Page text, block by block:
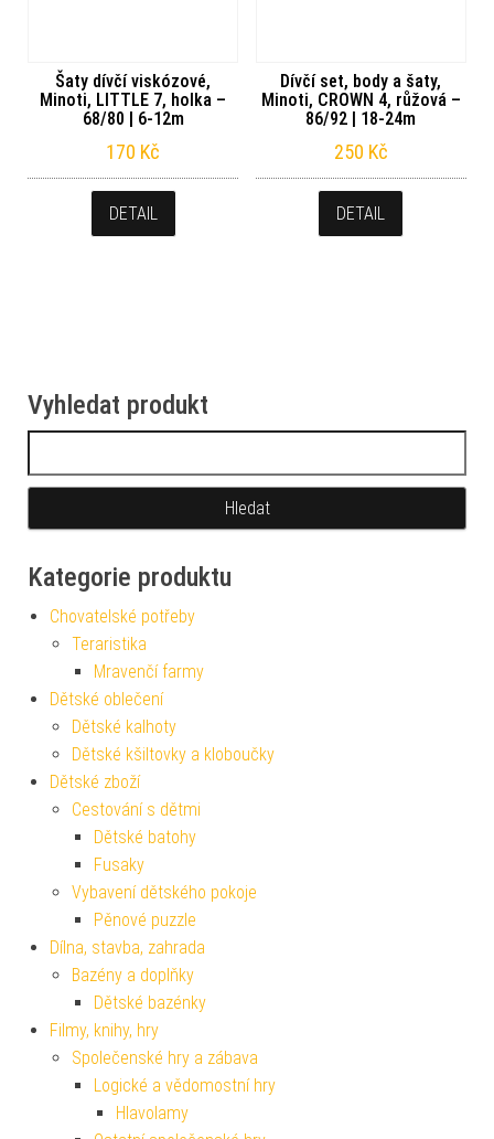
Šaty dívčí viskózové,
Minoti, LITTLE 7, holka –
68/80 | 6-12m
170 Kč
DETAIL
Dívčí set, body a šaty,
Minoti, CROWN 4, růžová –
86/92 | 18-24m
250 Kč
DETAIL
Vyhledat produkt
Kategorie produktu
Chovatelské potřeby
Teraristika
Mravenčí farmy
Dětské oblečení
Dětské kalhoty
Dětské kšiltovky a kloboučky
Dětské zboží
Cestování s dětmi
Dětské batohy
Fusaky
Vybavení dětského pokoje
Pěnové puzzle
Dílna, stavba, zahrada
Bazény a doplňky
Dětské bazénky
Filmy, knihy, hry
Společenské hry a zábava
Logické a vědomostní hry
Hlavolamy